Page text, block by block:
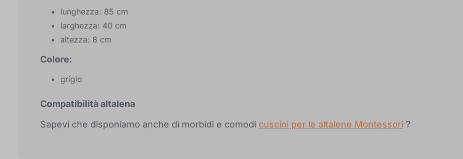
lunghezza: 85 cm
larghezza: 40 cm
altezza: 8 cm
Colore:
grigio
Compatibilità altalena
Sapevi che disponiamo anche di morbidi e comodi cuscini per le altalene Montessori ?